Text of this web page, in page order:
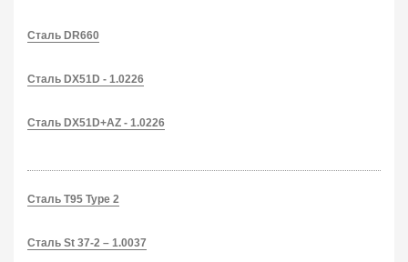
Сталь DR660
Сталь DX51D - 1.0226
Сталь DX51D+AZ - 1.0226
Сталь T95 Type 2
Сталь St 37-2 – 1.0037